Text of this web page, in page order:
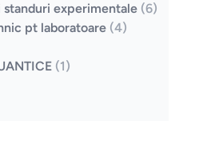
experimentale (6)
pt laboratoare (4)
(1)